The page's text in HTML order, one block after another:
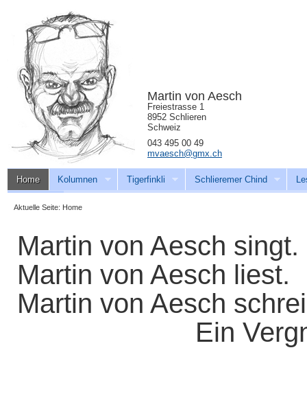
Home Kolumnen Tigerfinkli Schlieremer Chind
Martin von Aesch
Freiestrasse 1
8952 Schlieren
Schweiz
043 495 00 49
mvaesch@gmx.ch
Aktuelle Seite: Home
Martin von Aesch singt.
Martin von Aesch liest.
Martin von Aesch
Ein